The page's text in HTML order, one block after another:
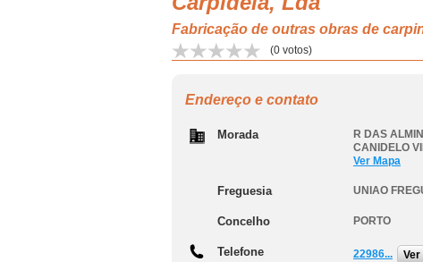
Fabricação de outras obras de
(0 votos)
Endereço e contato
Morada R DAS
CANIDELO
Ver Mapa
Freguesia UNIAO
Concelho PORTO
Telefone 22986... Ver